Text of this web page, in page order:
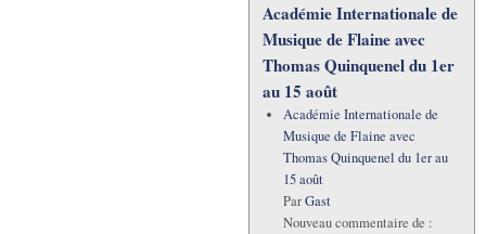
Académie Internationale de
Musique de Flaine avec
Thomas Quinquenel du 1er
au 15 août
Académie Internationale de
Musique de Flaine avec
Thomas Quinquenel du 1er au
15 août
ParGast
Nouveau commentaire de :